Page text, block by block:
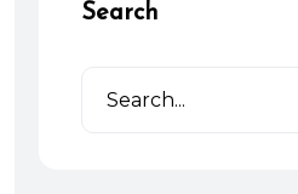
Search